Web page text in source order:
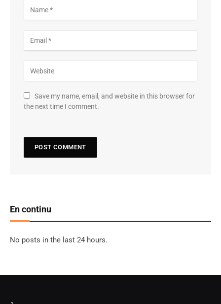
Save my name, email, and website in this browser for
the next time I comment.
En continu
No posts in the last 24 hours.